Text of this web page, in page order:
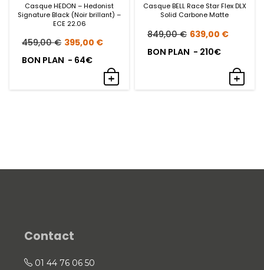
Casque HEDON – Hedonist
Signature Black (Noir brillant) –
ECE 22.06
459,00€ Le
prix
était :
395,00 €Le
actuel
est :
BON PLAN - 64€
Casque BELL Race Star Flex DLX
Solid Carbone Matte
849,00€ Le
prix
639,00 €Le
est :
BON PLAN - 210€
Contact
01 44 76 06 50